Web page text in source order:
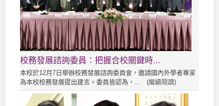
校務發展諮詢委員：把握合校關鍵時...
本校於12月7日舉辦校務發展諮詢委員會，邀請國內外學者專家
為本校校務發展提出建言。委員皆認為，... (繼續閱讀)